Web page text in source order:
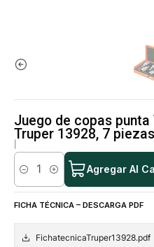
Juego de copas
Truper 13928, 7 piezas
Cantidad
Agregar Al
FICHA TÉCNICA – DESCARGA PDF
FichatecnicaTruper13928.pdf